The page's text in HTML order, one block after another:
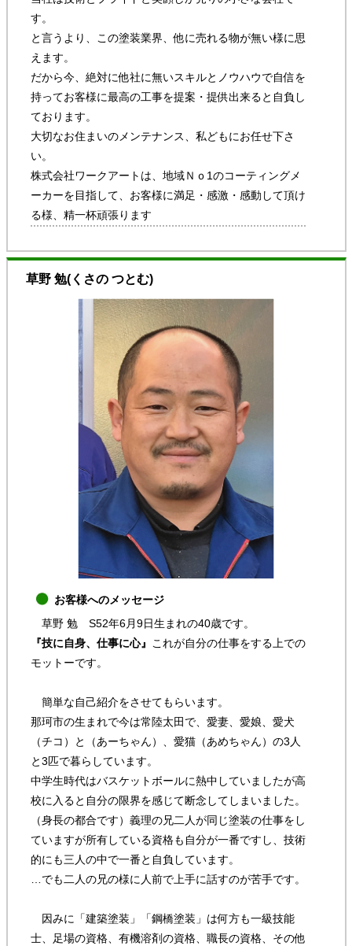
す。
と言うより、この塗装業界、他に売れる物が無い様に思
えます。
だから今、絶対に他社に無いスキルとノウハウで自信を
持ってお客様に最高の工事を提案・提供出来ると自負し
ております。
大切なお住まいのメンテナンス、私どもにお任せ下さ
い。
株式会社ワークアートは、地域Ｎｏ1のコーティングメ
ーカーを目指して、お客様に満足・感激・感動して頂け
る様、精一杯頑張ります
草野 勉(くさの つとむ)
お客様へのメッセージ
草野 勉 S52年6月9日生まれの40歳です。
『技に自身、仕事に心』
これが自分の仕事をする上での
モットーです。
簡単な自己紹介をさせてもらいます。
那珂市の生まれで今は常陸太田で、愛妻、愛娘、愛犬
（チコ）と（あーちゃん）、愛猫（あめちゃん）の3人
と3匹で暮らしています。
中学生時代はバスケットボールに熱中していましたが高
校に入ると自分の限界を感じて断念してしまいました。
（身長の都合です）義理の兄二人が同じ塗装の仕事をし
ていますが所有している資格も自分が一番ですし、技術
的にも三人の中で一番と自負しています。
…でも二人の兄の様に人前で上手に話すのが苦手です。
因みに「建築塗装」「鋼橋塗装」は何方も一級技能
士、足場の資格、有機溶剤の資格、職長の資格、その他